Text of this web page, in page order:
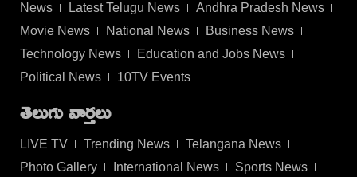
News Latest Telugu News
Andhra Pradesh News
Movie News
National News
Business News
Technology News
Education and Jobs News
Political News
10TV Events
తెలుగు వార్తలు
LIVE TV Trending News
Telangana News
Photo Gallery
International News Sports News